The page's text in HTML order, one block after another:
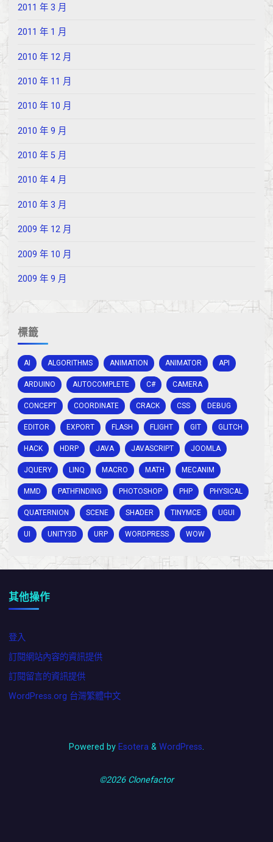
2011 年 3 月
2011 年 1 月
2010 年 12 月
2010 年 11 月
2010 年 10 月
2010 年 9 月
2010 年 5 月
2010 年 4 月
2010 年 3 月
2009 年 12 月
2009 年 10 月
2009 年 9 月
標籤
AI ALGORITHMS ANIMATION ANIMATOR API
ARDUINO AUTOCOMPLETE C# CAMERA
CONCEPT COORDINATE CRACK CSS DEBUG
EDITOR EXPORT FLASH FLIGHT GIT GLITCH
HACK HDRP JAVA JAVASCRIPT JOOMLA
JQUERY LINQ MACRO MATH MECANIM
MMD PATHFINDING PHOTOSHOP PHP PHYSICAL
QUATERNION SCENE SHADER TINYMCE UGUI
UI UNITY3D URP WORDPRESS WOW
其他操作
登入
訂閱網站內容的資訊提供
訂閱留言的資訊提供
WordPress.org 台灣繁體中文
Powered by Esotera & WordPress.
©2026 Clonefactor